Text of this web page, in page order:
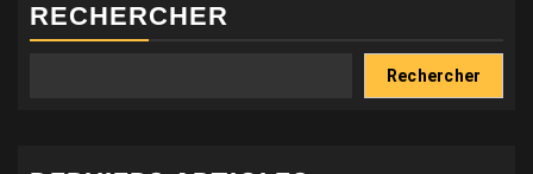
RECHERCHER
Rechercher